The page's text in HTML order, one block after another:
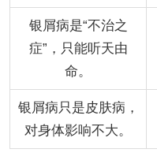
银屑病是“不治之
症”，只能听天由
命。
银屑病只是皮肤病，
对身体影响不大。